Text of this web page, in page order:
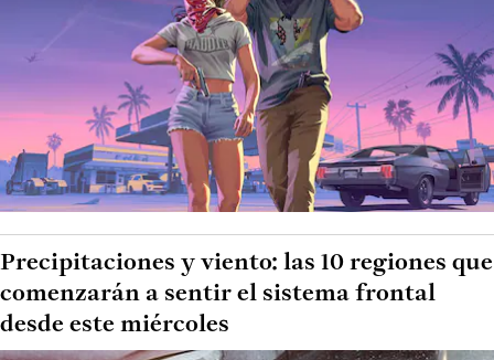
Precipitaciones y viento: las 10 regiones que
comenzarán a sentir el sistema frontal
desde este miércoles